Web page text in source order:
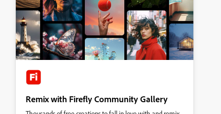
Remix with Firefly Community Gallery